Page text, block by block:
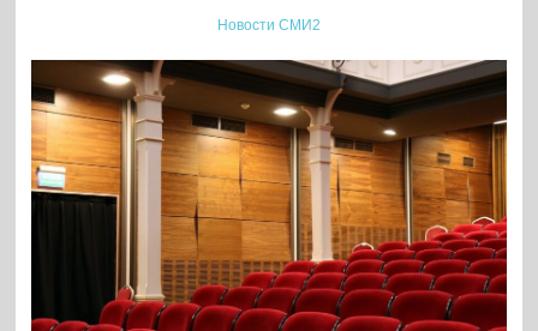
Новости СМИ2